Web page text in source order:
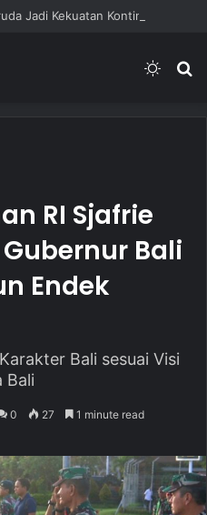
Switch
RI Sjafrie
Bali
Endek
Bali sesuai Visi
Bali
0 27 1 minute read